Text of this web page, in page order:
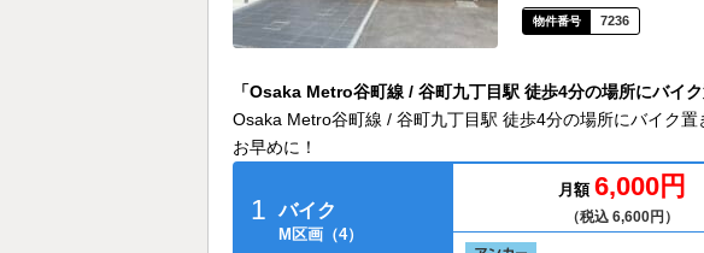
7236
「Osaka Metro谷町線 / 谷町九丁目駅 徒歩4分の場所にバイク
Osaka Metro谷町線 / 谷町九丁目駅 徒歩4分の場所にバイク
お早めに！
1 バイク
M区画（4）
月額 6,000円
（税込 6,600円）